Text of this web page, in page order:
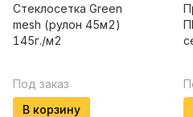
Стеклосетка Green
mesh (рулон 45м2)
145г./м2
Под заказ
В корзину